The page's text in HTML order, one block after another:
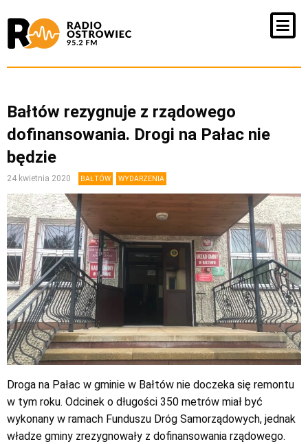
Bałtów rezygnuje z rządowego
dofinansowania. Drogi na Pałac nie
będzie
24 kwietnia 2020 BAŁTÓW WYDARZENIA
Droga na Pałac w gminie w Bałtów nie doczeka się remontu
w tym roku. Odcinek o długości 350 metrów miał być
wykonany w ramach Funduszu Dróg Samorządowych, jednak
władze gminy zrezygnowały z dofinansowania rządowego.